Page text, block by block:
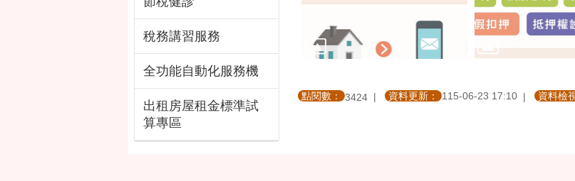
稅務講習服務
全功能自動化服務機
出租房屋租金標準試
算專區
點閱數： 3424 資料更新： 115-06-23 17:10 資料檢